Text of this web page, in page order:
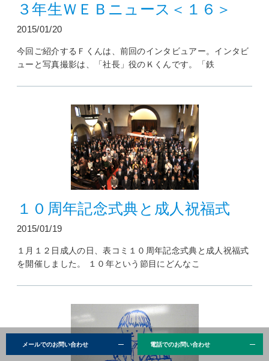
メールでのお問い合わせ 電話でのお問い合わせ
３年生ＷＥＢニュース＜１６＞
2015/01/20
今回ご紹介するＦくんは、前回のインタビュアー。インタビ
ューと写真撮影は、「社長」役のＫくんです。「鉄
１０周年記念式典と成人祝福式
2015/01/19
１月１２日成人の日、表コミ１０周年記念式典と成人祝福式
を開催しました。 １０年という節目にどんなこ